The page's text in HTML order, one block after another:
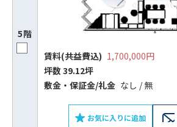
5階
賃料(共益費込) 1,700,000円
坪数 39.12坪
敷⾦‧保証⾦/礼⾦ なし / 無
お気に入りに追加